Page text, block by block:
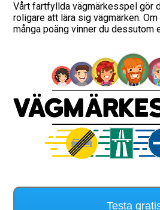
Vårt fartfyllda vägmärkesspel gör
roligare att lära sig vägmärken.
många poäng vinner du dessutom
Testa